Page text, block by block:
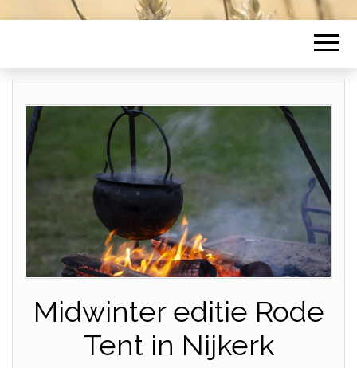
Midwinter editie Rode
Tent in Nijkerk